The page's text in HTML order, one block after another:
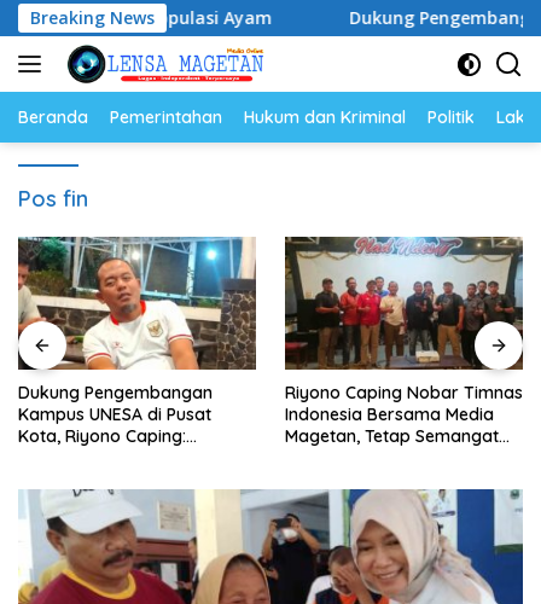
Langsung
ke
konten
Breaking News
dan Populasi Ayam Dukung Pengembangan
Beranda Pemerintahan Hukum dan Kriminal Politik
Pos fin
Dukung Pengembangan
Kampus UNESA di Pusat
Kota, Riyono Caping:
Riyono Caping Nobar Timnas
Indonesia Bersama Media
Magetan, Tetap Semangat